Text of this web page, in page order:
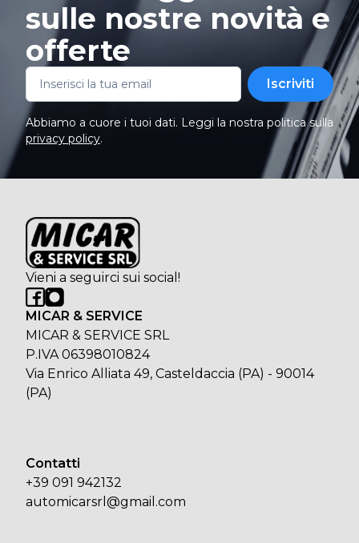
sulle nostre novità e
offerte
Iscriviti
Abbiamo a cuore i tuoi dati. Leggi la nostra politica sulla
privacy policy.
Vieni a seguirci sui social!
MICAR & SERVICE
MICAR & SERVICE SRL
P.IVA 06398010824
Via Enrico Alliata 49, Casteldaccia (PA) - 90014
(PA)
Contatti
+39 091 942132
automicarsrl@gmail.com